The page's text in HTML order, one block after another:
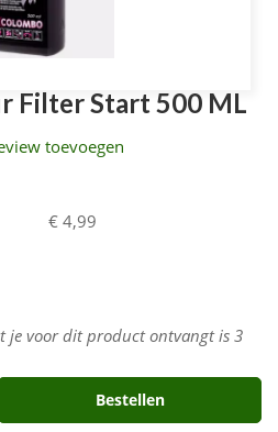
Filter Start 500 ML
toevoegen
€ 4,99
je voor dit product ontvangt is 3
Bestellen